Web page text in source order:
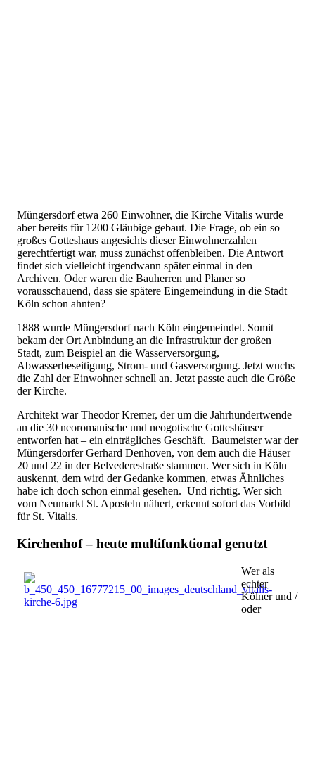
Müngersdorf etwa 260 Einwohner, die Kirche Vitalis wurde
aber bereits für 1200 Gläubige gebaut. Die Frage, ob ein so
großes Gotteshaus angesichts dieser Einwohnerzahlen
gerechtfertigt war, muss zunächst offenbleiben. Die Antwort
findet sich vielleicht irgendwann später einmal in den
Archiven. Oder waren die Bauherren und Planer so
vorausschauend, dass sie spätere Eingemeindung in die Stadt
Köln schon ahnten?
1888 wurde Müngersdorf nach Köln eingemeindet. Somit
bekam der Ort Anbindung an die Infrastruktur der großen
Stadt, zum Beispiel an die Wasserversorgung,
Abwasserbeseitigung, Strom- und Gasversorgung. Jetzt wuchs
die Zahl der Einwohner schnell an. Jetzt passte auch die Größe
der Kirche.
Architekt war Theodor Kremer, der um die Jahrhundertwende
an die 30 neoromanische und neogotische Gotteshäuser
entworfen hat – ein einträgliches Geschäft. Baumeister war der
Müngersdorfer Gerhard Denhoven, von dem auch die Häuser
20 und 22 in der Belvederestraße stammen. Wer sich in Köln
auskennt, dem wird der Gedanke kommen, etwas Ähnliches
habe ich doch schon einmal gesehen. Und richtig. Wer sich
vom Neumarkt St. Aposteln nähert, erkennt sofort das Vorbild
für St. Vitalis.
Kirchenhof – heute multifunktional genutzt
Wer als
echter
Kölner und /
oder